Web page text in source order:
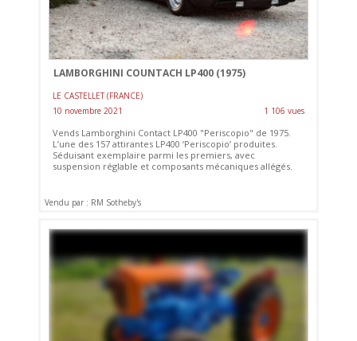
LAMBORGHINI COUNTACH LP400 (1975)
LE CASTELLET (FRANCE)
10 novembre 2021
1 106 vues
Vends Lamborghini Contact LP400 "Periscopio" de 1975.
L’une des 157 attirantes LP400 ‘Periscopio’ produites.
Séduisant exemplaire parmi les premiers, avec
suspension réglable et composants mécaniques allégés.
Vendu par : RM Sotheby's